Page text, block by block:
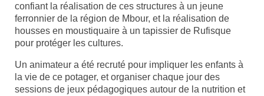
confiant la réalisation de ces structures à un jeune
ferronnier de la région de Mbour, et la réalisation de
housses en moustiquaire à un tapissier de Rufisque
pour protéger les cultures.
Un animateur a été recruté pour impliquer les enfants à
la vie de ce potager, et organiser chaque jour des
sessions de jeux pédagogiques autour de la nutrition et